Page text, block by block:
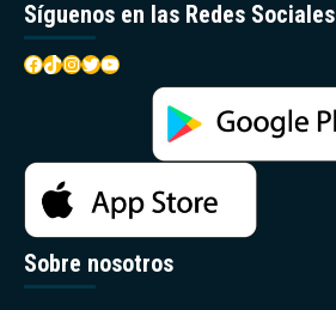
Síguenos en las Redes Sociales
Facebook
TikTok
Instagram
Twitter
YouTube
Sobre nosotros